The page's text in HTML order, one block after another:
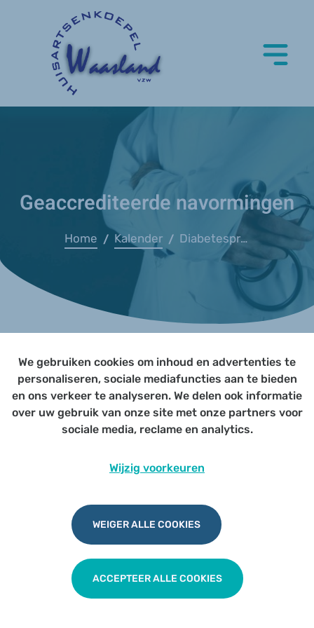
Geaccrediteerde navormingen
Home / Kalender / Diabetespreventie en HALT2Diabetes
Page not yet published
We gebruiken cookies om inhoud en advertenties te
personaliseren, sociale mediafuncties aan te bieden
en ons verkeer te analyseren. We delen ook informatie
over uw gebruik van onze site met onze partners voor
sociale media, reclame en analytics.
Wijzig voorkeuren
WEIGER ALLE COOKIES
ACCEPTEER ALLE COOKIES
Privacy|Cookies|Disclaimer
Udesite